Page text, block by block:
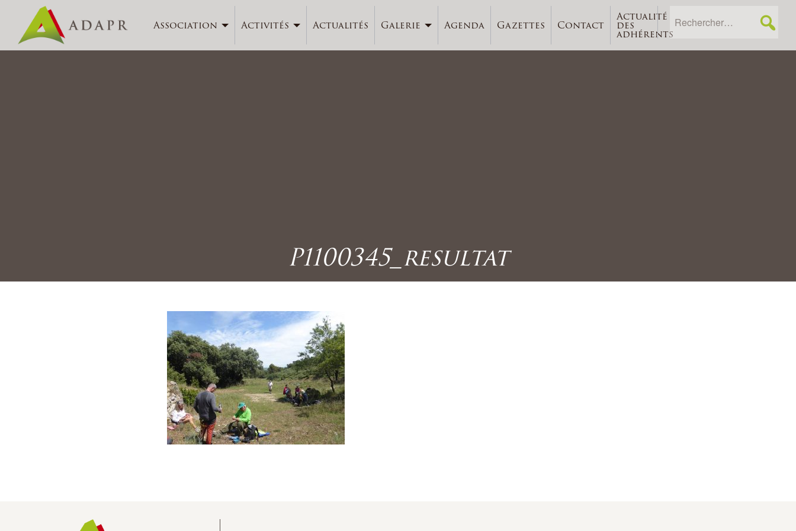
Association Activités Actualités Galerie Agenda Gazettes Contact
Actualité
des
adhérents
P1100345_resultat